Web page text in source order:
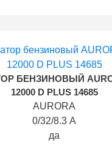
БЕНЗИНОВЫЙ
12000 D PLUS 14685
AURORA
0/32/8.3 А
да